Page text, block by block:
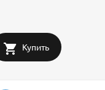
Купить